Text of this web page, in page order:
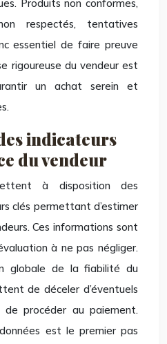
Produits non conformes,
respectés, tentatives
essentiel de faire preuve
rigoureuse du vendeur est
un achat serein et
indicateurs
du vendeur
à disposition des
clés permettant d’estimer
Ces informations sont
à ne pas négliger.
globale de la fiabilité du
de déceler d’éventuels
de procéder au paiement.
est le premier pas